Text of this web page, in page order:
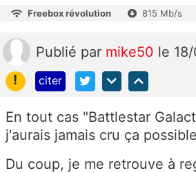
Freebox révolution 815 Mb/s
Publié par mike50 le
!
citer
En tout cas "Battlestar
j'aurais jamais cru ça
Du coup, je me retrouve à